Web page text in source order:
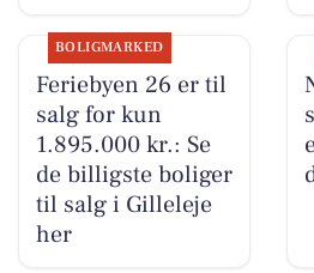
BOLIGMARKED
Feriebyen 26 er til
salg for kun
1.895.000 kr.: Se
de billigste boliger
til salg i Gilleleje
her